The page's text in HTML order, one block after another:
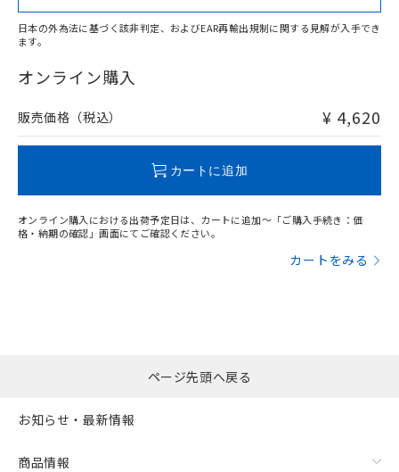
在庫等で未対応品が混在する可能性があります。
問い合わせください。
日本の外為法に基づく該非判定、およびEAR再輸出規制に関する見解が入手でき
ます。
オンライン購入
販売価格（税込） ¥ 4,620
カートに追加
オンライン購入における出荷予定日は、カートに追加～「ご購入手続き：価
格・納期の確認」画面にてご確認ください。
カートをみる
ページ先頭へ戻る
お知らせ・最新情報
商品情報